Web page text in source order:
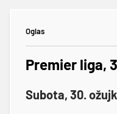
Oglas
Premier liga,
Subota, 30.